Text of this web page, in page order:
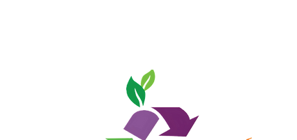
ΠΑΓΚΟΣΜΙΑ ΗΜΕΡΑ